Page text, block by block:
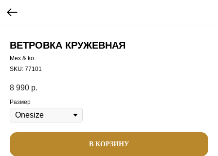
ВЕТРОВКА КРУЖЕВНАЯ
Mex & ko
SKU: 77101
8 990 р.
Размер
В КОРЗИНУ